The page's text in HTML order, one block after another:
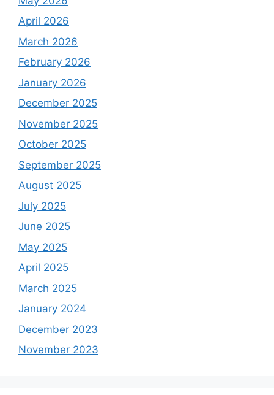
April 2026
March 2026
February 2026
January 2026
December 2025
November 2025
October 2025
September 2025
August 2025
July 2025
June 2025
May 2025
April 2025
March 2025
January 2024
December 2023
November 2023